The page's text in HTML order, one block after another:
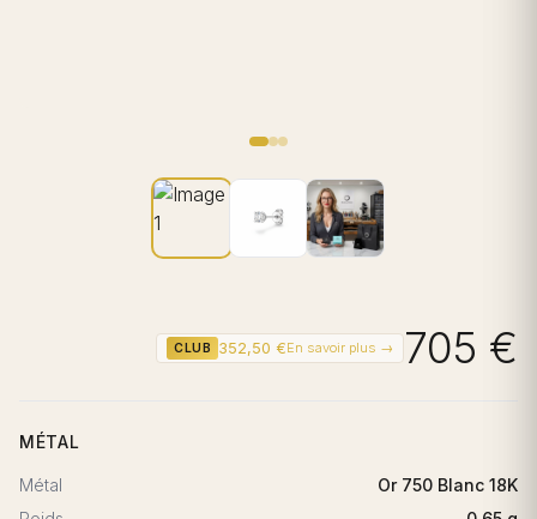
CLUB 352,50 €En savoir plus → 705 €
MÉTAL
Métal
Or 750 Blanc 18K